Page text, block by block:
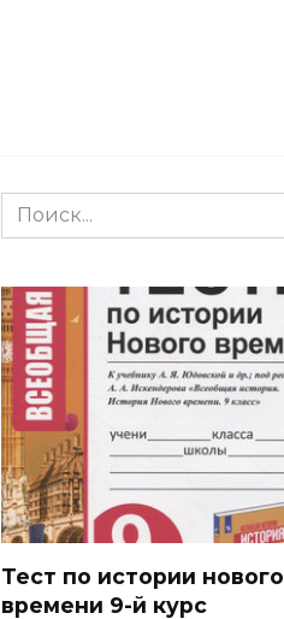
Search
for:
Тест по истории нового
времени 9-й курс